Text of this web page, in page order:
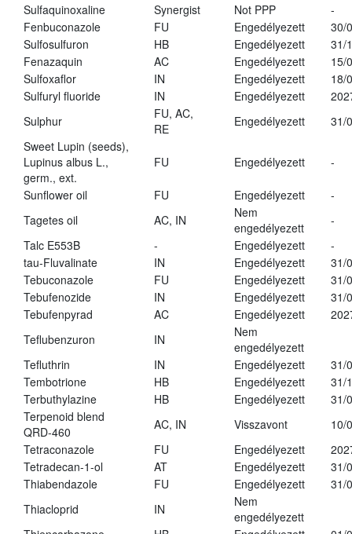
Sulfaquinoxaline
Synergist Not PPP
-
Fenbuconazole
FU Engedélyezett
30/
Sulfosulfuron
HB Engedélyezett
31/
Fenazaquin
AC Engedélyezett
15/
Sulfoxaflor
IN Engedélyezett
18/
Sulfuryl fluoride
IN Engedélyezett
Sulphur
FU, AC,
RE
Engedélyezett
31/
Sweet Lupin (seeds),
Lupinus albus L.,
germ., ext.
FU Engedélyezett -
Sunflower oil FU Engedélyezett
-
Tagetes oil
AC, IN
Nem
engedélyezett
-
Talc E553B
- Engedélyezett
-
tau-Fluvalinate
IN Engedélyezett
31/
Tebuconazole
FU Engedélyezett
31/
Tebufenozide
IN Engedélyezett
31/
Tebufenpyrad
AC Engedélyezett
Teflubenzuron
IN
Nem
engedélyezett
Tefluthrin
IN Engedélyezett
31/
Tembotrione
HB Engedélyezett
31/
Terbuthylazine
HB Engedélyezett
31/
Terpenoid blend
QRD-460
AC, IN Visszavont
10/
Tetraconazole
FU Engedélyezett
Tetradecan-1-ol
AT Engedélyezett
31/
Thiabendazole
FU Engedélyezett
31/
Thiacloprid
IN
Nem
engedélyezett